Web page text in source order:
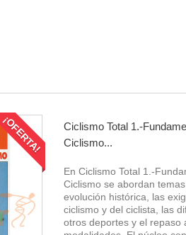
¡OFERTA!
Ciclismo Total 1.-
Ciclismo...
En Ciclismo Total 1.-
Ciclismo se abordan
evolución histórica, las
ciclismo y del ciclista, las
otros deportes y el repaso